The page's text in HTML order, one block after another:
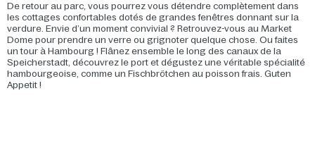
De retour au parc, vous pourrez vous détendre complètement dans
les cottages confortables dotés de grandes fenêtres donnant sur la
verdure. Envie d’un moment convivial ? Retrouvez-vous au Market
Dome pour prendre un verre ou grignoter quelque chose. Ou faites
un tour à Hambourg ! Flânez ensemble le long des canaux de la
Speicherstadt, découvrez le port et dégustez une véritable spécialité
hambourgeoise, comme un Fischbrötchen au poisson frais. Guten
Appetit !